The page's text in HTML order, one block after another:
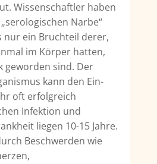
Wissenschaftler haben
Narbe“
nur ein Bruchteil derer,
im Körper hatten,
geworden sind. Der
kann den Ein­
oft erfolgreich
Infektion und
liegen 10-15 Jahre.
Beschwerden wie